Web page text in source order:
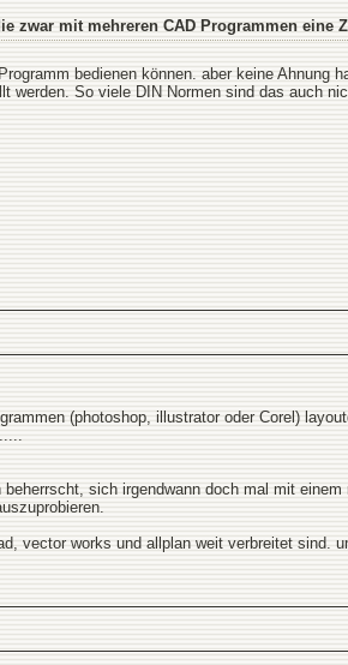
zwar mit mehreren CAD Programmen
bedienen können. aber keine
werden. So viele DIN Normen sind das auch
(photoshop, illustrator oder Corel)
sich irgendwann doch mal mit
vector works und allplan weit verbreitet sind.